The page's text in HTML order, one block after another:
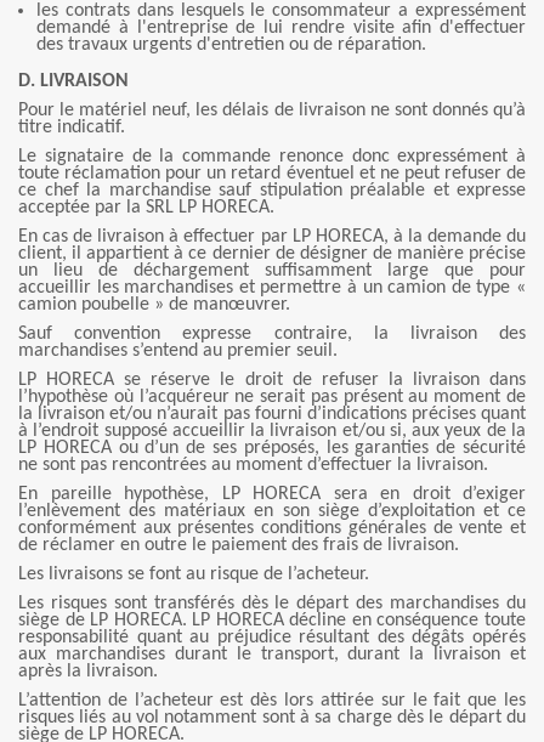
les contrats dans lesquels le consommateur a expressément
demandé à l'entreprise de lui rendre visite afin d'effectuer
des travaux urgents d'entretien ou de réparation.
D. LIVRAISON
Pour le matériel neuf, les délais de livraison ne sont donnés qu’à
titre indicatif.
Le signataire de la commande renonce donc expressément à
toute réclamation pour un retard éventuel et ne peut refuser de
ce chef la marchandise sauf stipulation préalable et expresse
acceptée par la SRL LP HORECA.
En cas de livraison à effectuer par LP HORECA, à la demande du
client, il appartient à ce dernier de désigner de manière précise
un lieu de déchargement suffisamment large que pour
accueillir les marchandises et permettre à un camion de type «
camion poubelle » de manœuvrer.
Sauf convention expresse contraire, la livraison des
marchandises s’entend au premier seuil.
LP HORECA se réserve le droit de refuser la livraison dans
l’hypothèse où l’acquéreur ne serait pas présent au moment de
la livraison et/ou n’aurait pas fourni d’indications précises quant
à l’endroit supposé accueillir la livraison et/ou si, aux yeux de la
LP HORECA ou d’un de ses préposés, les garanties de sécurité
ne sont pas rencontrées au moment d’effectuer la livraison.
En pareille hypothèse, LP HORECA sera en droit d’exiger
l’enlèvement des matériaux en son siège d’exploitation et ce
conformément aux présentes conditions générales de vente et
de réclamer en outre le paiement des frais de livraison.
Les livraisons se font au risque de l’acheteur.
Les risques sont transférés dès le départ des marchandises du
siège de LP HORECA. LP HORECA décline en conséquence toute
responsabilité quant au préjudice résultant des dégâts opérés
aux marchandises durant le transport, durant la livraison et
après la livraison.
L’attention de l’acheteur est dès lors attirée sur le fait que les
risques liés au vol notamment sont à sa charge dès le départ du
siège de LP HORECA.